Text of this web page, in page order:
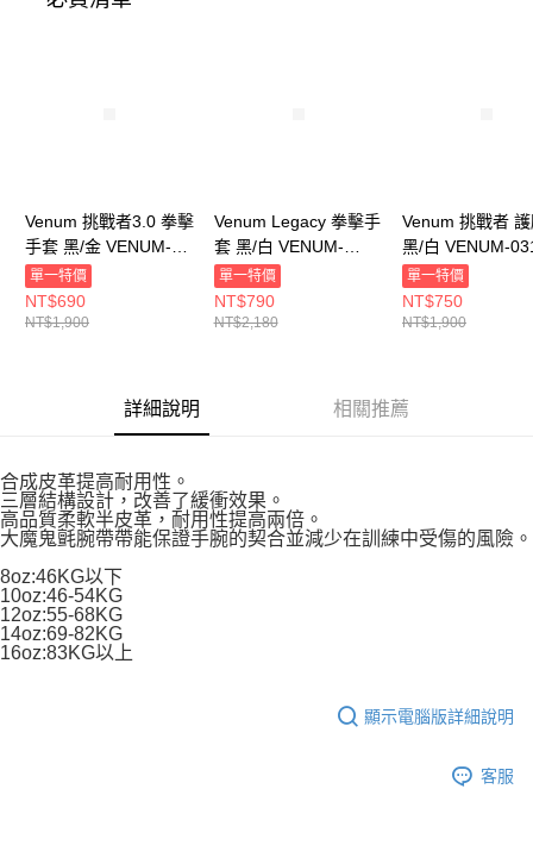
「AFTEE先享後付」，若未經同意申辦者引起之損失，本公司不負相關責
Venum 挑戰者3.0 拳擊
手套 黑/金 VENUM-
03525-126
單一特價
NT$690
NT$1,900
Venum Legacy 拳擊手
套 黑/白 VENUM-
04173-108
單一特價
NT$790
NT$2,180
Venum 挑戰者
黑/白 VENUM-
001
單一特價
NT$750
NT$1,900
詳細說明 相關推薦
合成皮革提高耐用性。
三層結構設計，改善了緩衝效果。
高品質柔軟半皮革，耐用性提高兩倍。
大魔鬼氈腕帶帶能保證手腕的契合並減少在訓練中受傷的風險。
8oz:46KG以下
10oz:46-54KG
12oz:55-68KG
14oz:69-82KG
16oz:83KG以上
顯示電腦版詳細說明
客服